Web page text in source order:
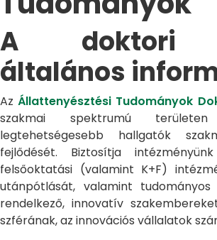
A doktori
általános
AzÁllattenyésztési Tudományok
szakmai spektrumú
legtehetségesebb hallgatók
fejlődését. Biztosítja
felsőoktatási (valamint K+F)
utánpótlását, valamint
rendelkező, innovatív
szférának, az innovációs vállalatok